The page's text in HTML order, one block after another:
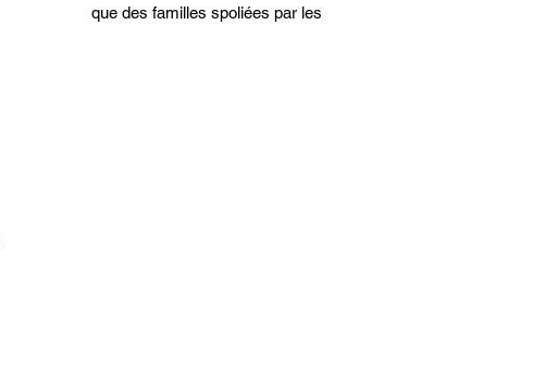
que des familles spoliées par les